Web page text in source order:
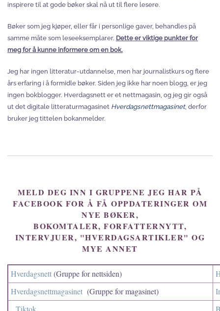
inspirere til at gode bøker skal nå ut til flere lesere.
Bøker som jeg kjøper, eller får i personlige gaver, behandles på
samme måte som leseeksemplarer. Dette er viktige punkter for
meg for å kunne informere om en bok.
Jeg har ingen litteratur-utdannelse, men har journalistkurs og flere
års erfaring i å formidle bøker. Siden jeg ikke har noen blogg, er jeg
ingen bokblogger. Hverdagsnett er et nettmagasin, og jeg gir også
ut det digitale litteraturmagasinet Hverdagsnettmagasinet, derfor
bruker jeg tittelen bokanmelder.
MELD DEG INN I GRUPPENE JEG HAR PÅ
FACEBOOK FOR Å FÅ OPPDATERINGER OM
NYE BØKER,
BOKOMTALER, FORFATTERNYTT,
INTERVJUER, "HVERDAGSARTIKLER" OG
MYE ANNET
Hverdagsnett(Gruppe for nettsiden)
Hverdagsnettmagasinet (Gruppe for magasinet)
Tiktok